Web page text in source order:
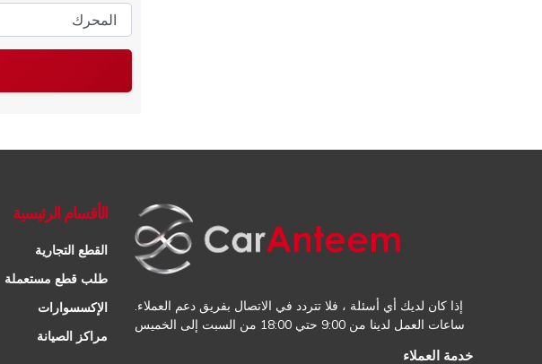
المحرك
إذا كان لديك أي أسئلة ، فلا تتردد في الاتصال بفريق دعم العملاء.
ساعات العمل لدينا من 9:00 حتي 18:00 من السبت إلى الخميس
خدمة العملاء
الأقسام الرئيسية
القطع التجارية
طلب قطع مستعملة
الإكسسوارات
مراكز الصيانة